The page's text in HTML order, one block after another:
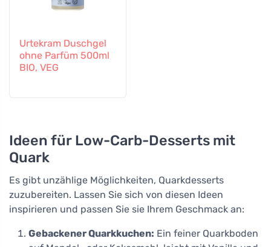
Urtekram Duschgel
ohne Parfüm 500ml
BIO, VEG
Ideen für Low-Carb-Desserts mit
Quark
Es gibt unzählige Möglichkeiten, Quarkdesserts
zuzubereiten. Lassen Sie sich von diesen Ideen
inspirieren und passen Sie sie Ihrem Geschmack an:
Gebackener Quarkkuchen: Ein feiner Quarkboden